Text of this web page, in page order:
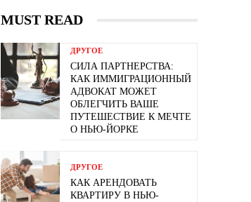
MUST READ
ДРУГОЕ
СИЛА ПАРТНЕРСТВА:
КАК ИММИГРАЦИОННЫЙ
АДВОКАТ МОЖЕТ
ОБЛЕГЧИТЬ ВАШЕ
ПУТЕШЕСТВИЕ К МЕЧТЕ
О НЬЮ-ЙОРКЕ
ДРУГОЕ
КАК АРЕНДОВАТЬ
КВАРТИРУ В НЬЮ-